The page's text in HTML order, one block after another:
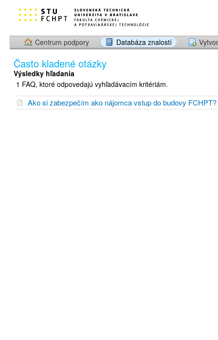
Centrum podpory Databáza znalostí
Často kladené otázky
Výsledky hľadania
1 FAQ, ktoré odpovedajú vyhľadávacím kritériám.
Ako si zabezpečím ako nájomca vstup do budovy FCHPT?